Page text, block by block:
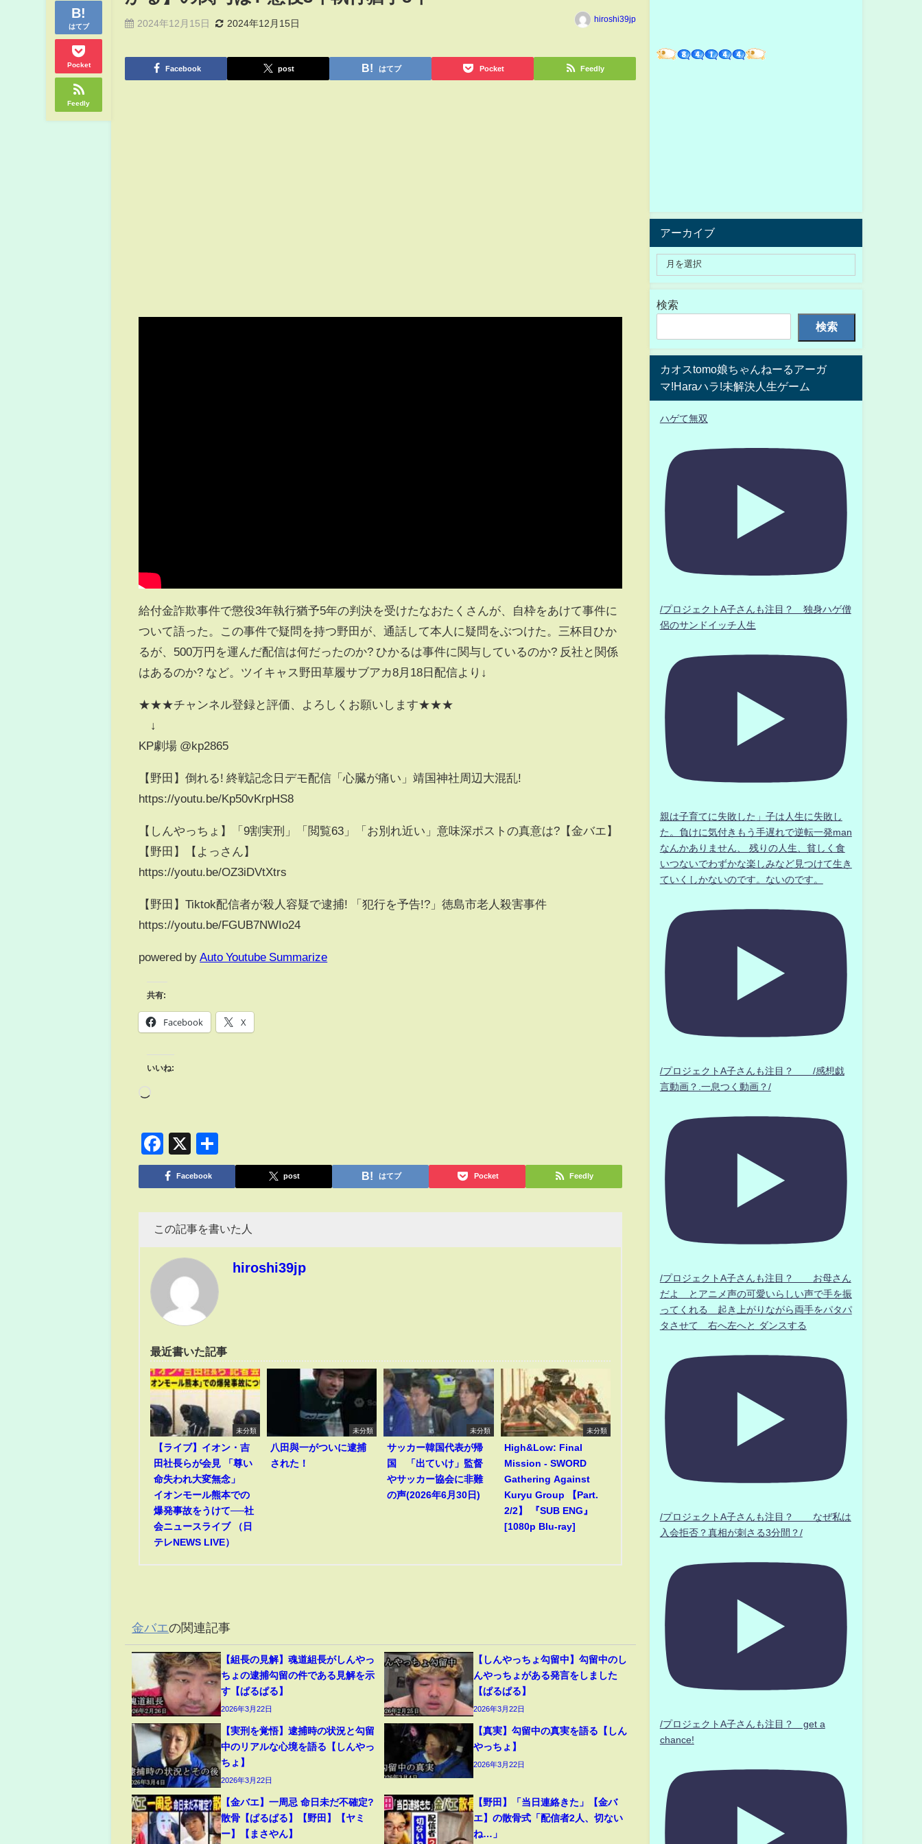
はてブ
Pocket
Feedly
2024年12月15日 2024年12月15日 hiroshi39jp
Facebook post はてブ Pocket Feedly
給付金詐欺事件で懲役3年執行猶予5年の判決を受けたなおたくさんが、自枠をあけて事件に
ついて語った。この事件で疑問を持つ野田が、通話して本人に疑問をぶつけた。三杯目ひか
るが、500万円を運んだ配信は何だったのか? ひかるは事件に関与しているのか? 反社と関係
はあるのか? など。ツイキャス野田草履サブアカ8月18日配信より↓
★★★チャンネル登録と評価、よろしくお願いします★★★
↓
KP劇場 @kp2865
【野田】倒れる! 終戦記念日デモ配信「心臓が痛い」靖国神社周辺大混乱!
https://youtu.be/Kp50vKrpHS8
【しんやっちょ】「9割実刑」「閲覧63」「お別れ近い」意味深ポストの真意は?【金バエ】
【野田】【よっさん】
https://youtu.be/OZ3iDVtXtrs
【野田】Tiktok配信者が殺人容疑で逮捕! 「犯行を予告!?」徳島市老人殺害事件
https://youtu.be/FGUB7NWIo24
powered by Auto Youtube Summarize
共有:
Facebook X
いいね:
Facebook
X
有
Facebook post はてブ Pocket Feedly
この記事を書いた人
hiroshi39jp
最近書いた記事
未分類
【ライブ】イオン・吉
田社長らが会見 「尊い
命失われ大変無念」
イオンモール熊本での
爆発事故をうけて──社
会ニュースライブ （日
テレNEWS LIVE）
未分類
八田與一がついに逮捕
された！
未分類
サッカー韓国代表が帰
国 「出ていけ」監督
やサッカー協会に非難
の声(2026年6月30日)
未分類
High&Low: Final
Mission - SWORD
Gathering Against
Kuryu Group 【Part.
2/2】 『SUB ENG』
[1080p Blu-ray]
金バエの関連記事
【組長の見解】魂道組長がしんやっ
ちょの逮捕勾留の件である見解を示
す【ぱるぱる】
2026年3月22日
【しんやっちょ勾留中】勾留中のし
んやっちょがある発言をしました
【ぱるぱる】
2026年3月22日
【実刑を覚悟】逮捕時の状況と勾留
中のリアルな心境を語る【しんやっ
ちょ】
2026年3月22日
【真実】勾留中の真実を語る【しん
やっちょ】
2026年3月22日
【金バエ】一周忌 命日未だ不確定?
散骨【ぱるぱる】【野田】【ヤミ
ー】【まさやん】
【野田】「当日連絡きた」【金バ
エ】の散骨式「配信者2人、切ない
ね…」
アーカイブ
検索
検索
カオスtomo娘ちゃんねーるアーガ
マ!Haraハラ!未解決人生ゲーム
ハゲて無双
/プロジェクトA子さんも注目？ 独身ハゲ僧
侶のサンドイッチ人生
親は子育てに失敗した」子は人生に失敗し
た。負けに気付きもう手遅れで逆転一発man
なんかありません、 残りの人生、貧しく食
いつないでわずかな楽しみなど見つけて生き
ていくしかないのです。ないのです。
/プロジェクトA子さんも注目？ /感想戯
言動画？.一息つく動画？/
/プロジェクトA子さんも注目？ お母さん
だよ とアニメ声の可愛いらしい声で手を振
ってくれる 起き上がりながら両手をパタパ
タさせて 右へ左へと ダンスする
/プロジェクトA子さんも注目？ なぜ私は
入会拒否？真相が刺さる3分間？/
/プロジェクトA子さんも注目？ get a
chance!